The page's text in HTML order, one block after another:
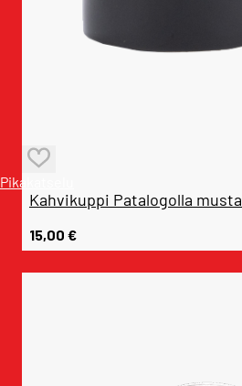
Pikakatselu
Kahvikuppi Patalogolla musta
15,00 €